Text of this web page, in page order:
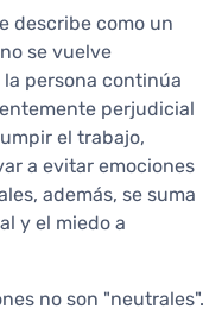
describe como un
se vuelve
persona continúa
perjudicial
el trabajo,
a evitar emociones
además, se suma
y el miedo a
no son "neutrales".